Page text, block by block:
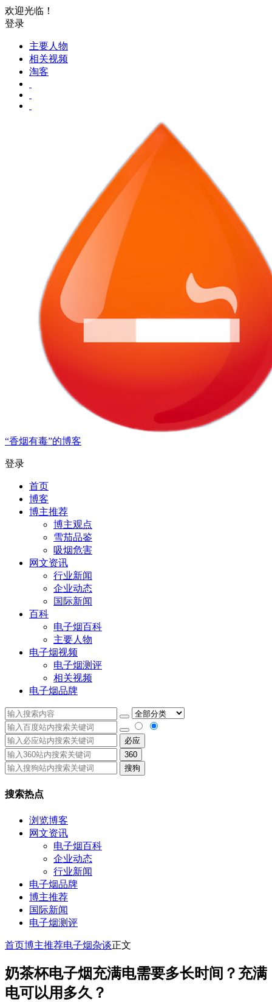
欢迎光临！
登录
主要人物
相关视频
淘客
“香烟有毒”的博客
登录
首页
博客
博主推荐
博主观点
雪茄品鉴
吸烟危害
网文资讯
行业新闻
企业动态
国际新闻
百科
电子烟百科
主要人物
电子烟视频
电子烟测评
相关视频
电子烟品牌
必应
360
搜狗
搜索热点
浏览博客
网文资讯
电子烟百科
企业动态
行业新闻
电子烟品牌
博主推荐
国际新闻
电子烟测评
首页博主推荐电子烟杂谈正文
奶茶杯电子烟充满电需要多长时间？充满
电可以用多久？